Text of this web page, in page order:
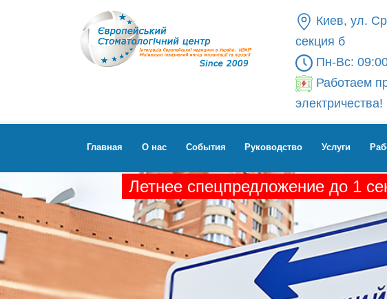
Киев, ул.
секция б
Пн-Вс:
Работаем
электричества!
Главная О нас Cобытия Руководство Услуги
Летнее спецпредложение до 1